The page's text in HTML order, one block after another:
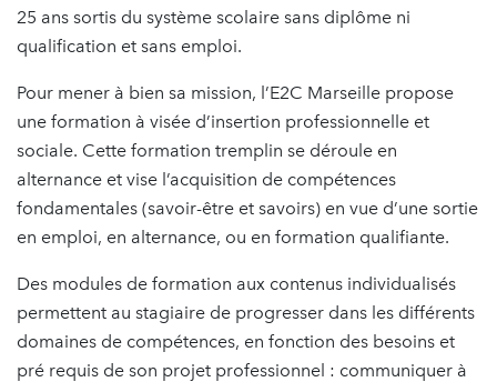
25 ans sortis du système scolaire sans diplôme ni
qualification et sans emploi.
Pour mener à bien sa mission, l’E2C Marseille propose
une formation à visée d’insertion professionnelle et
sociale. Cette formation tremplin se déroule en
alternance et vise l’acquisition de compétences
fondamentales (savoir-être et savoirs) en vue d’une sortie
en emploi, en alternance, ou en formation qualifiante.
Des modules de formation aux contenus individualisés
permettent au stagiaire de progresser dans les différents
domaines de compétences, en fonction des besoins et
pré requis de son projet professionnel : communiquer à